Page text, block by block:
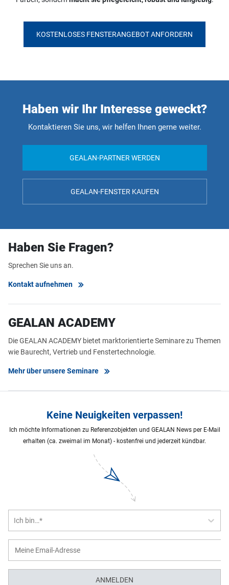
KOSTENLOSES FENSTERANGEBOT ANFORDERN
Haben wir Ihr Interesse geweckt?
Kontaktieren Sie uns, wir helfen Ihnen gerne weiter.
GEALAN-PARTNER WERDEN
GEALAN-FENSTER KAUFEN
Haben Sie Fragen?
Sprechen Sie uns an.
Kontakt aufnehmen
GEALAN ACADEMY
Die GEALAN ACADEMY bietet marktorientierte Seminare zu Themen
wie Baurecht, Vertrieb und Fenstertechnologie.
Mehr über unsere Seminare
Keine Neuigkeiten verpassen!
Ich möchte Informationen zu Referenzobjekten und GEALAN News per E-Mail
erhalten (ca. zweimal im Monat) - kostenfrei und jederzeit kündbar.
Ich bin…*
ANMELDEN